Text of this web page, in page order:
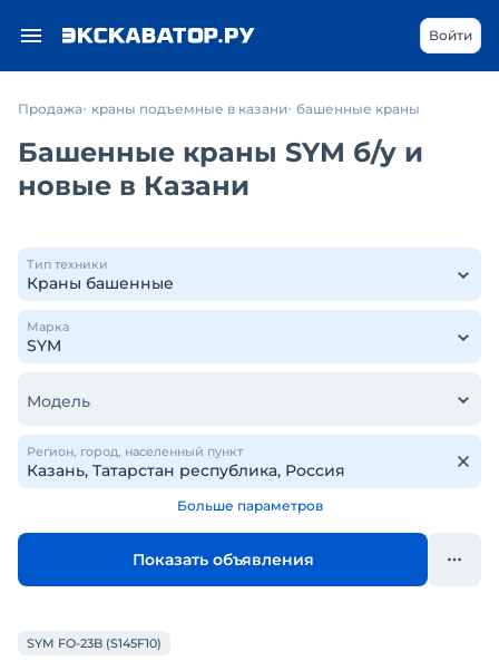
Войти
Продажа краны подъемные в казани башенные краны
Башенные краны SYM б/у и
новые в Казани
Тип техники
Марка
Модель
Регион, город, населенный пункт
Больше параметров
Показать объявления
SYM FO-23B (S145F10)